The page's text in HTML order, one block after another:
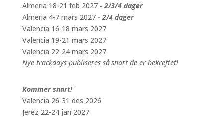
Almeria 18-21 feb 2027 - 2/3/4 dager
Almeria 4-7 mars 2027 - 2/4 dager
Valencia 16-18 mars 2027
Valencia 19-21 mars 2027
Valencia 22-24 mars 2027
Nye trackdays publiseres så snart de er bekreftet!
Kommer snart!
Valencia 26-31 des 2026
Jerez 22-24 jan 2027